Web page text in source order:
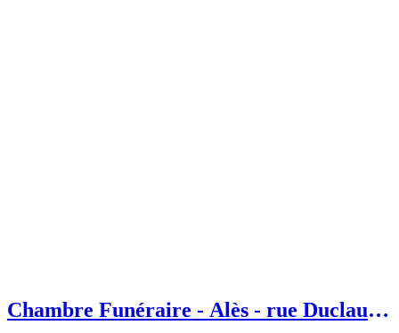
Chambre Funéraire - Alès - rue Duclaux